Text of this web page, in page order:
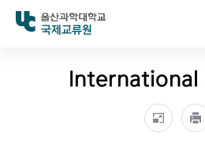
국제교류원